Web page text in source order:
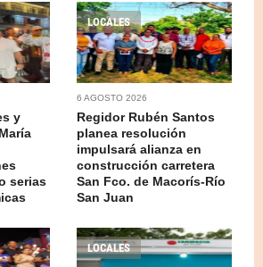
y
serias
LOCALES
6 AGOSTO 2026
Regidor Rubén Santos
planea resolución
impulsará alianza en
construcción carretera
San Fco. de Macorís-Río
San Juan
LOCALES